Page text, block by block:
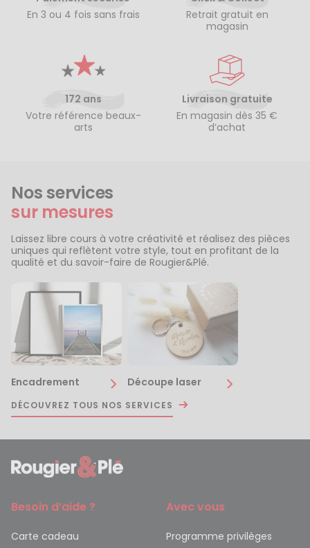
En 3 ou 4 fois sans frais
Retrait gratuit en
magasin
172 ans
Votre référence beaux-
arts
Livraison gratuite
En magasin dès 35 €
d’achat
Nos services
sur mesures
Laissez libre cours à votre créativité et réalisez des pièces
uniques qui reflètent votre style, tout en profitant de la
qualité et du savoir-faire de Rougier&Plé.
Encadrement Découpe laser
DÉCOUVREZ TOUS NOS SERVICES
Besoin d’aide ?
Carte cadeau
Avec vous
Programme privilèges